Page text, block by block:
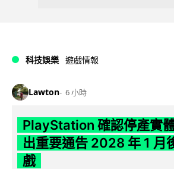
科技娛樂 遊戲情報
Lawton 6 小時
PlayStation 確認停產實
出重要通告 2028 年 1 月
戲